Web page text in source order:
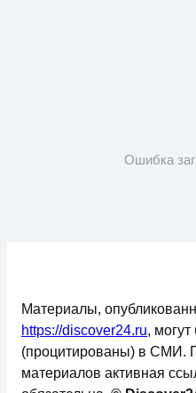
Ошибка
Материалы,
https://discover24.ru,
(процитированы) в СМИ.
материалов активная